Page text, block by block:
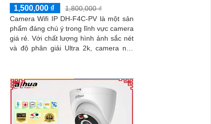
1,500,000 ₫
1,800,000 ₫
Camera Wifi IP DH-F4C-PV là một sản
phẩm đáng chú ý trong lĩnh vực camera
giá rẻ. Với chất lượng hình ảnh sắc nét
và độ phân giải Ultra 2k, camera này